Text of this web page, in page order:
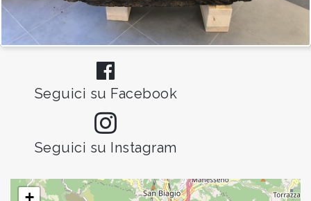
Seguici su Facebook
Seguici su Instagram
+